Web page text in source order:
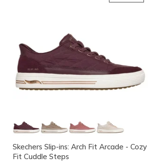
Skechers Slip-ins: Arch Fit Arcade - Cozy
Fit Cuddle Steps